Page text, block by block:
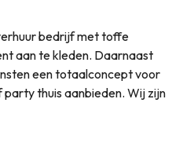
bedrijf met toffe
aan te kleden. Daarnaast
een totaalconcept voor
thuis aanbieden. Wij zijn